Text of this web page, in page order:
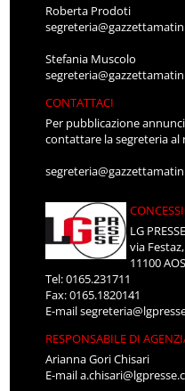
Roberta Prodoti
Stefania Muscolo
CONTATTACI
Per pubblicazione
contattare la segreteria al
LG
via
11100
Tel: 0165.231711
Fax: 0165.1820141
E-mail
RESPONSABILE DI
Arianna Gori Chisari
E-mail